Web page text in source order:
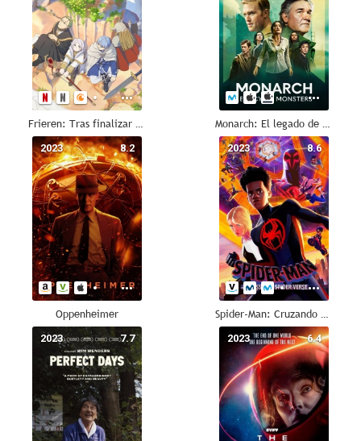
Frieren: Tras finalizar el viaje Monarch: El legado de los monstruos
8.2
2023
Oppenheimer
8.6
2023
Spider-Man: Cruzando el Multiverso
7.7
2023 6.4
2023